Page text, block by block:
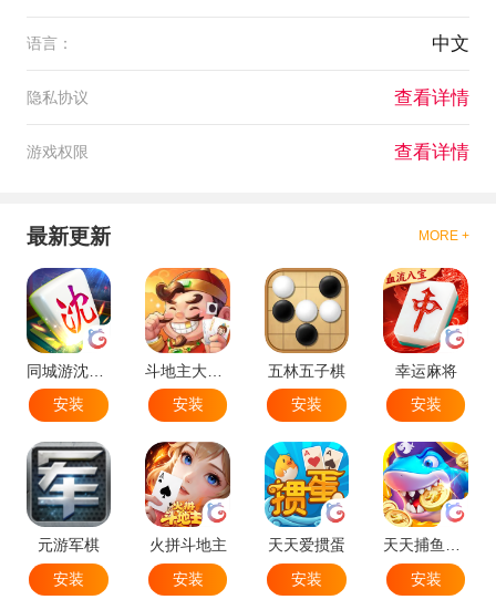
语言： 中文
隐私协议 查看详情
游戏权限 查看详情
最新更新 MORE +
同城游沈阳麻将
安装
安装
五林五子棋
安装
幸运麻将
安装
元游军棋
安装
火拼斗地主
安装
天天爱掼蛋
安装
安装